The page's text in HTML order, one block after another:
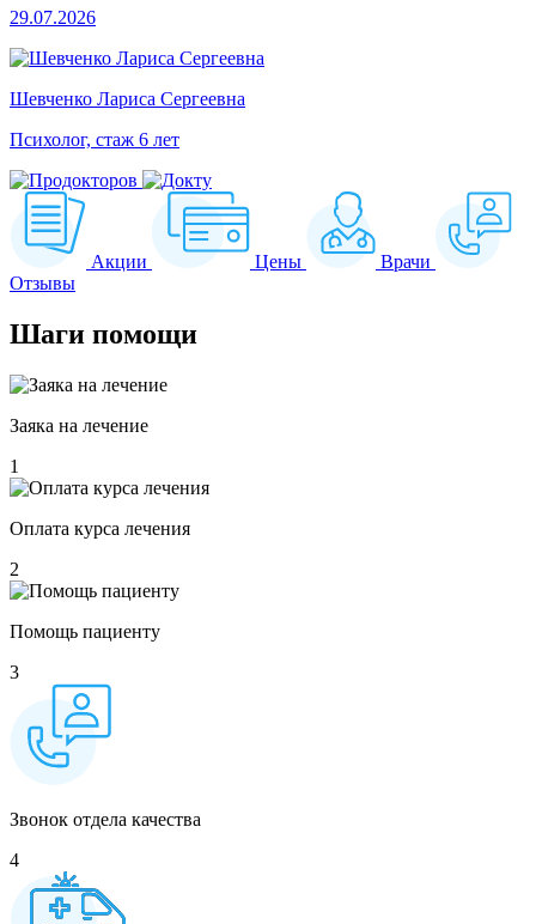
29.07.2026
Шевченко Лариса Сергеевна
Психолог, стаж 6 лет
Акции Цены
Врачи
Отзывы
Шаги помощи
Заяка на лечение
1
Оплата курса лечения
2
Помощь пациенту
3
Звонок отдела качества
4